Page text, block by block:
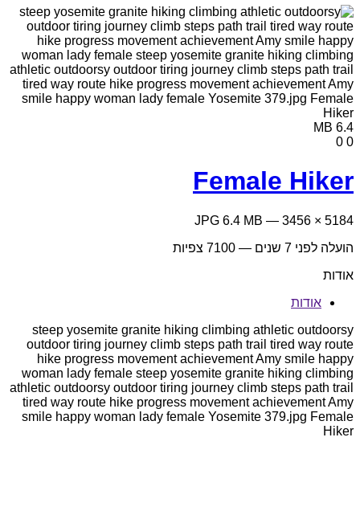
6.4 MB
0
0
Female Hiker
5184 × 3456 — JPG 6.4 MB
הועלה לפני 7 שנים
— 7100 צפיות
אודות
אודות
steep yosemite granite hiking climbing athletic outdoorsy
outdoor tiring journey climb steps path trail tired way route
hike progress movement achievement Amy smile happy
woman lady female steep yosemite granite hiking climbing
athletic outdoorsy outdoor tiring journey climb steps path trail
tired way route hike progress movement achievement Amy
smile happy woman lady female Yosemite 379.jpg Female
Hiker